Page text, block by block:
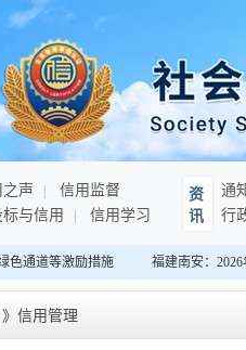
声
信用监督
与信用 信用学习
资
讯
通
行
通道等激励措施 福建南安：2026
》 信用管理